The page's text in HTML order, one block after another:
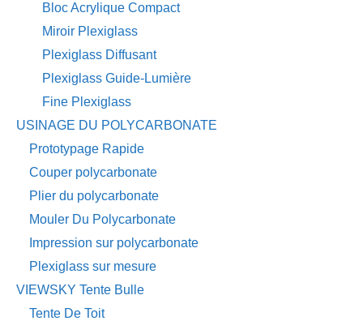
Bloc Acrylique Compact
Miroir Plexiglass
Plexiglass Diffusant
Plexiglass Guide-Lumière
Fine Plexiglass
USINAGE DU POLYCARBONATE
Prototypage Rapide
Couper polycarbonate
Plier du polycarbonate
Mouler Du Polycarbonate
Impression sur polycarbonate
Plexiglass sur mesure
VIEWSKY Tente Bulle
Tente De Toit